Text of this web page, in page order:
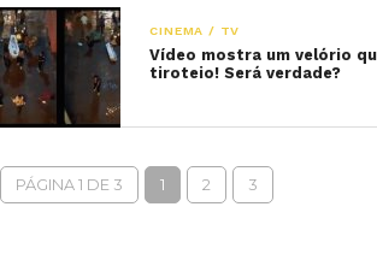
CINEMA / TV
Vídeo mostra um velório
tiroteio! Será verdade?
PÁGINA 1 DE 3 1 2 3